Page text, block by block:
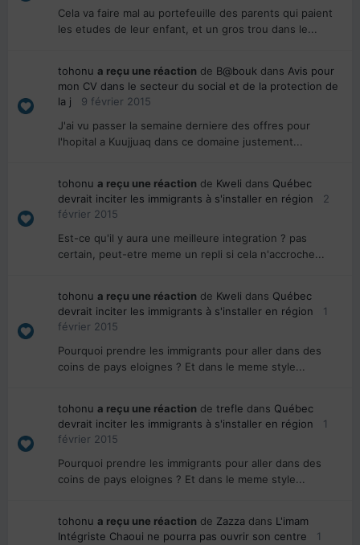
Cela va faire mal au portefeuille des parents qui paient
les etudes de leur enfant, et un gros trou dans le...
tohonu a reçu une réaction de B@bouk dans Avis pour
mon CV dans le secteur du social et de la protection de
la j
9 février 2015
J'ai vu passer la semaine derniere des offres pour
l'hopital a Kuujjuaq dans ce domaine justement...
tohonu a reçu une réaction de Kweli dans Québec
devrait inciter les immigrants à s'installer en région
2
février 2015
Est-ce qu'il y aura une meilleure integration ? pas
certain, peut-etre meme un repli si cela n'accroche...
tohonu a reçu une réaction de Kweli dans Québec
devrait inciter les immigrants à s'installer en région
1
février 2015
Pourquoi prendre les immigrants pour aller dans des
coins de pays eloignes ? Et dans le meme style...
tohonu a reçu une réaction de trefle dans Québec
devrait inciter les immigrants à s'installer en région
1
février 2015
Pourquoi prendre les immigrants pour aller dans des
coins de pays eloignes ? Et dans le meme style...
tohonu a reçu une réaction de Zazza dans L'imam
Intégriste Chaoui ne pourra pas ouvrir son centre
1